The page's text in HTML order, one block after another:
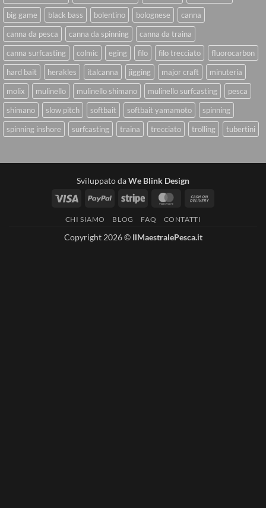
big game
black bass bolentino bolognese
canna
canna da pesca
canna da spinning
canna da traina
canna surfcasting
colmic eging filo filo trecciato
fluorocarbon
hard bait
herakles italcanna jigging major craft
minuteria
molix
mulinello mulinello shimano mulinello surfcasting
pesca
shimano
slow pitch softbait softbait yamamoto
spinning
spinning inshore
surfcasting traina trecciato trolling tubertini
Sviluppato daWe Blink Design
Visa
PayPal Stripe MasterCard
CHI SIAMO BLOG FAQ CONTATTI
Copyright 2026 © IlMaestralePesca.it